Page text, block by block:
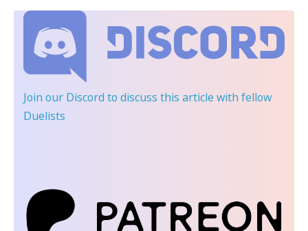
Join our Discord to discuss this article with fellow
Duelists